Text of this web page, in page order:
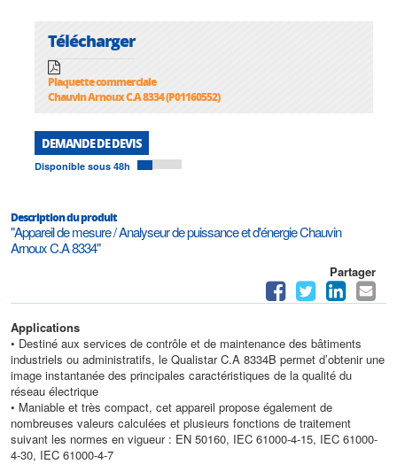
Télécharger
Plaquette commerciale
Chauvin Arnoux C.A 8334 (P01160552)
DEMANDE DE DEVIS
Disponible sous 48h
Description du produit
"Appareil de mesure / Analyseur de puissance et d'énergie Chauvin
Arnoux C.A 8334"
Partager
Applications
• Destiné aux services de contrôle et de maintenance des bâtiments
industriels ou administratifs, le Qualistar C.A 8334B permet d’obtenir une
image instantanée des principales caractéristiques de la qualité du
réseau électrique
• Maniable et très compact, cet appareil propose également de
nombreuses valeurs calculées et plusieurs fonctions de traitement
suivant les normes en vigueur : EN 50160, IEC 61000-4-15, IEC 61000-
4-30, IEC 61000-4-7